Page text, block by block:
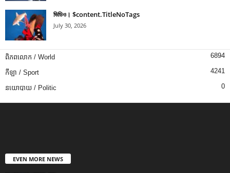
ভিডিও। $content.TitleNoTags
July 30, 2026
ពិភពលោក / World 6894
កីឡា / Sport 4241
នយោបាយ / Politic 0
EVEN MORE NEWS